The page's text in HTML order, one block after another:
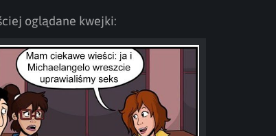
oglądane kwejki: